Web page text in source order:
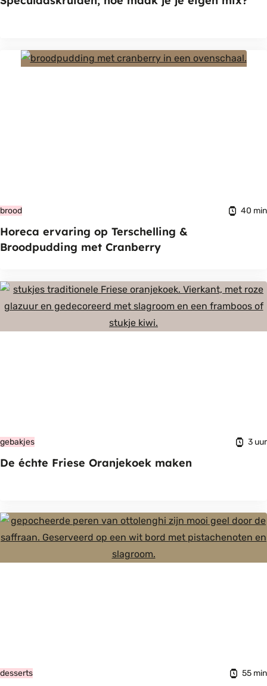
brood 40 min
Horeca ervaring op Terschelling &
Broodpudding met Cranberry
gebakjes 3 uur
De échte Friese Oranjekoek maken
desserts 55 min